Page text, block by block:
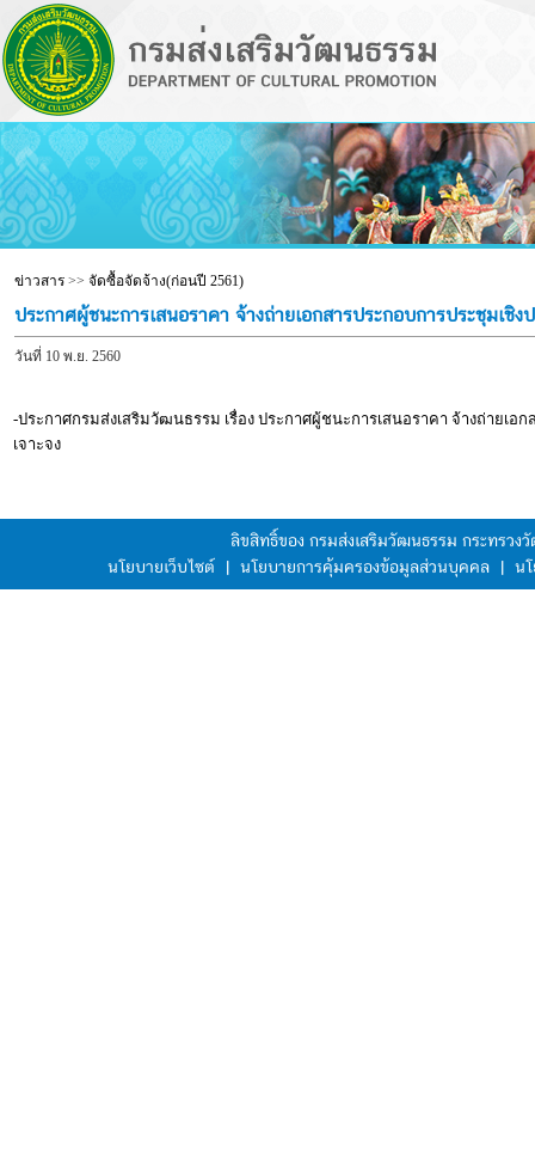
ข่าวสาร>> จัดซื้อจัดจ้าง(ก่อนปี 2561)
ประกาศผู้ชนะการเสนอราคา จ้างถ่ายเอกสารประกอบการประชุมเ
วันที่ 10 พ.ย. 2560
-ประกาศกรมส่งเสริมวัฒนธรรม เรื่อง ประกาศผู้ชนะการเสนอราคา จ้างถ่ายเ
เจาะจง
ลิขสิทธิ์ของ กรมส่งเสริมวัฒนธรรม กระทรว
นโยบายเว็บไซต์
| นโยบายการคุ้มครองข้อมูลส่วนบุคคล | น